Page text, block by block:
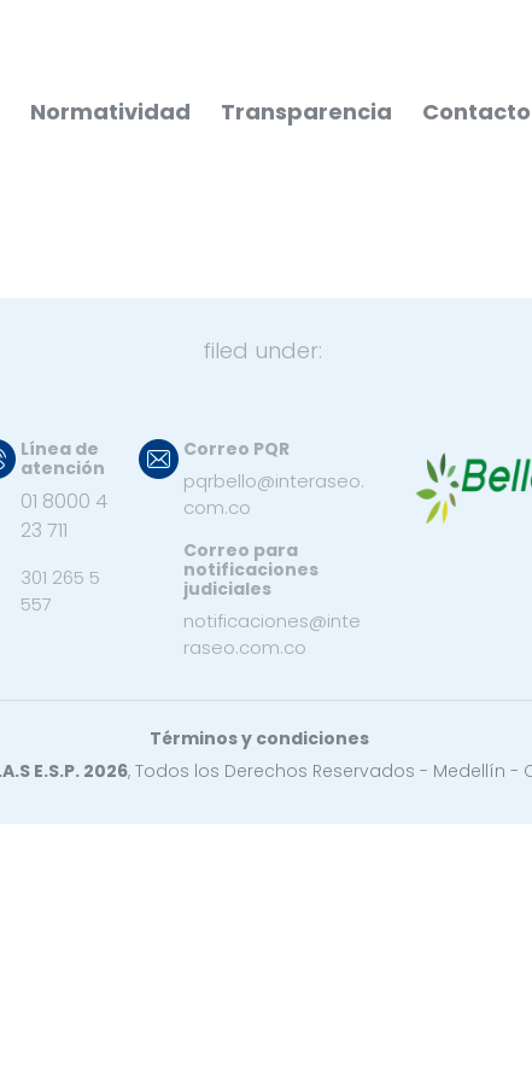
Normatividad Transparencia Contacto
filed under:
Línea de
atención
01 8000 4
23 711
301 265 5
557
Correo PQR
pqrbello@interaseo.
com.co
Correo para
notificaciones
judiciales
notificaciones@inte
raseo.com.co
Términos y condiciones
E.S.P. 2026, Todos los Derechos Reservados - Medellín -